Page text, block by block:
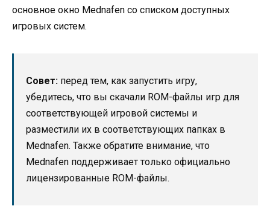
основное окно Mednafen со списком доступных
игровых систем.
Совет: перед тем, как запустить игру,
убедитесь, что вы скачали ROM-файлы игр для
соответствующей игровой системы и
разместили их в соответствующих папках в
Mednafen. Также обратите внимание, что
Mednafen поддерживает только официально
лицензированные ROM-файлы.